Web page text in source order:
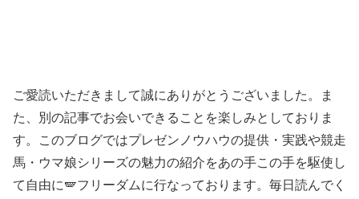
ご愛読いただきまして誠にありがとうございました。ま
た、別の記事でお会いできることを楽しみとしておりま
す。このブログではプレゼンノウハウの提供・実践や競走
馬・ウマ娘シリーズの魅力の紹介をあの手この手を駆使し
て自由に🪽フリーダムに行なっております。毎日読んでく